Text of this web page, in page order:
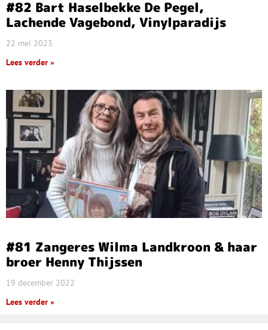
#82 Bart Haselbekke De Pegel,
Lachende Vagebond, Vinylparadijs
22 mei 2023
Lees verder »
#81 Zangeres Wilma Landkroon & haar
broer Henny Thijssen
19 december 2022
Lees verder »